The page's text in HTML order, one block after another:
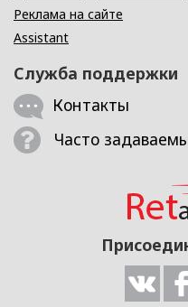
Реклама на сайте
Assistant
Служба поддержки
Контакты
Часто